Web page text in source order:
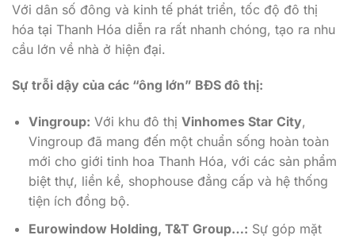
Với dân số đông và kinh tế phát triển, tốc độ đô thị
hóa tại Thanh Hóa diễn ra rất nhanh chóng, tạo ra nhu
cầu lớn về nhà ở hiện đại.
Sự trỗi dậy của các “ông lớn” BĐS đô thị:
Vingroup: Với khu đô thị Vinhomes Star City,
Vingroup đã mang đến một chuẩn sống hoàn toàn
mới cho giới tinh hoa Thanh Hóa, với các sản phẩm
biệt thự, liền kề, shophouse đẳng cấp và hệ thống
tiện ích đồng bộ.
Eurowindow Holding, T&T Group…: Sự góp mặt